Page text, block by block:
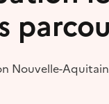
Nouvelle-